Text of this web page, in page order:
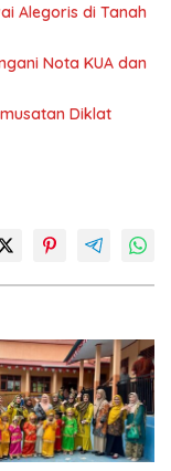
Alegoris di Tanah
Nota KUA dan
Diklat